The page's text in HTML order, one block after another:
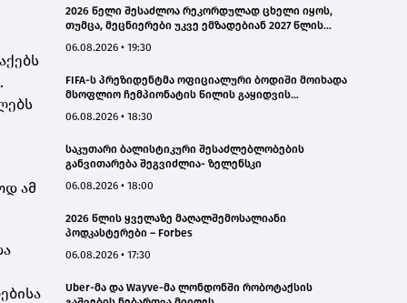
ამ
2026 წელი შესაძლოა რეკორდულად ცხელი იყოს,
თუმცა, მეცნიერები უკვე ემზადებიან 2027 წლის
06.08.2026 • 19:30
FIFA-ს პრეზიდენტმა ოფიციალური ბოდიში მოიხადა
მსოფლიო ჩემპიონატის წილის გაყიდვის
06.08.2026 • 18:30
საკუთარი ბალისტიკური შესაძლებლობების
განვითარება შეგვიძლია- ზელენსკი
06.08.2026 • 18:00
2026 წლის ყველაზე მაღალშემოსალიანი
პოდკასტერები – Forbes
06.08.2026 • 17:30
Uber-მა და Wayve-მა ლონდონში რობოტაქსის